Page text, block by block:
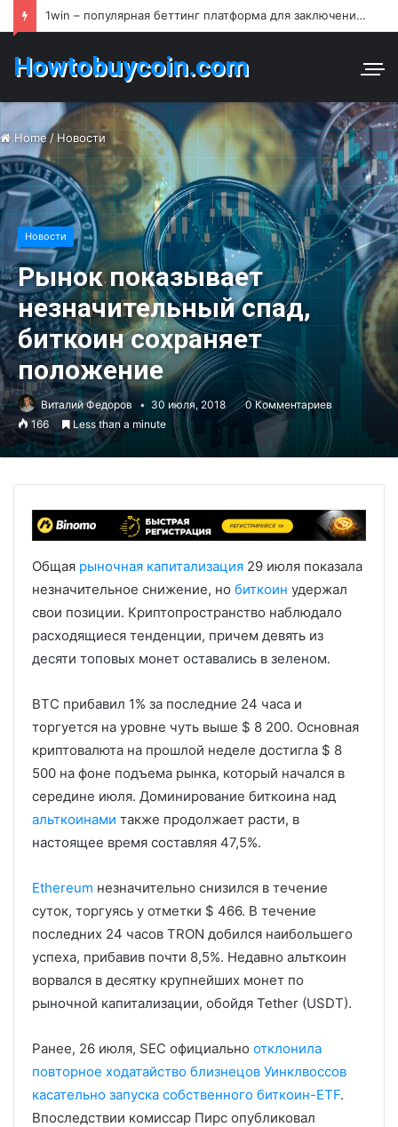
1win – популярная беттинг платформа для заключения пари и азартных игр в Узбекистане
Howtobuycoin.com
Home / Новости
Новости
Рынок показывает
незначительный спад,
биткоин сохраняет
положение
Виталий Федоров 30 июля, 2018
0 Комментариев
166
Less than a minute
Общая рыночная капитализация 29 июля показала
незначительное снижение, но биткоин удержал
свои позиции. Криптопространство наблюдало
расходящиеся тенденции, причем девять из
десяти топовых монет оставались в зеленом.
BTC прибавил 1% за последние 24 часа и
торгуется на уровне чуть выше $ 8 200. Основная
криптовалюта на прошлой неделе достигла $ 8
500 на фоне подъема рынка, который начался в
середине июля. Доминирование биткоина над
альткоинами также продолжает расти, в
настоящее время составляя 47,5%.
Ethereum незначительно снизился в течение
суток, торгуясь у отметки $ 466. В течение
последних 24 часов TRON добился наибольшего
успеха, прибавив почти 8,5%. Недавно альткоин
ворвался в десятку крупнейших монет по
рыночной капитализации, обойдя Tether (USDT).
Ранее, 26 июля, SEC официально отклонила
повторное ходатайство близнецов Уинклвоссов
касательно запуска собственного биткоин-ETF.
Впоследствии комиссар Пирс опубликовал